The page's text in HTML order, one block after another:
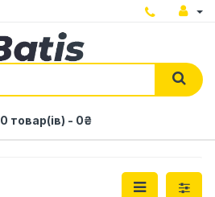
0 товар(ів) - 0₴